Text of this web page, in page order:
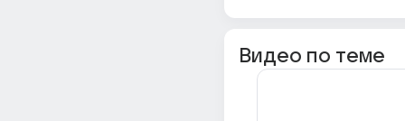
Видео по теме